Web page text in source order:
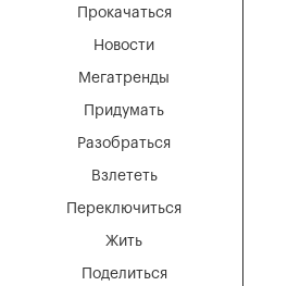
Мегатренды
Придумать
Разобраться
Взлететь
Новости
Переключиться
Жить
Поделиться
Прокачаться